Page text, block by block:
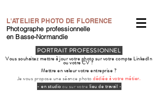
L'ATELIER PHOTO DE FLORENCE
Photographe professionnelle
en Basse-Normandie
PORTRAIT PROFESSIONNEL
Vous souhaitez mettre à jour votre photo sur votre compte LinkedIn
ou votre CV ?
Mettre en valeur votre entreprise ?
Je vous propose une séance photodédiée à votre métier.
-en studio ou sur votre lieu de travail -